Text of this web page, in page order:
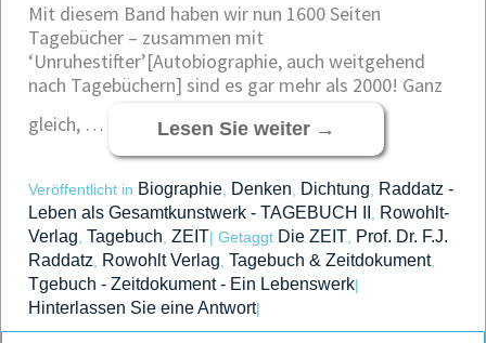
Mit diesem Band haben wir nun 1600 Seiten
Tagebücher – zusammen mit
‘Unruhestifter’[Autobiographie, auch weitgehend
nach Tagebüchern] sind es gar mehr als 2000! Ganz
gleich, …
Lesen Sie weiter →
Veröffentlicht in Biographie Denken Dichtung
Raddatz -
Leben als Gesamtkunstwerk - TAGEBUCH II
Rowohlt-
Verlag Tagebuch ZEIT| Getaggt Die ZEIT Prof. Dr. F.J.
Raddatz
Rowohlt Verlag Tagebuch & Zeitdokument,
Tgebuch - Zeitdokument - Ein Lebenswerk|
Hinterlassen Sie eine Antwort|